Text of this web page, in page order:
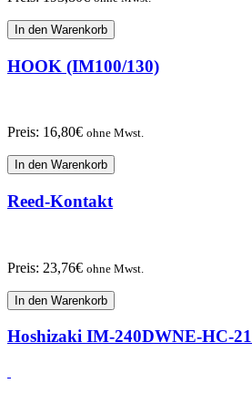
In den Warenkorb
HOOK (IM100/130)
Preis: 16,80€ ohne Mwst.
In den Warenkorb
Reed-Kontakt
Preis: 23,76€ ohne Mwst.
In den Warenkorb
Hoshizaki IM-240DWNE-HC-21